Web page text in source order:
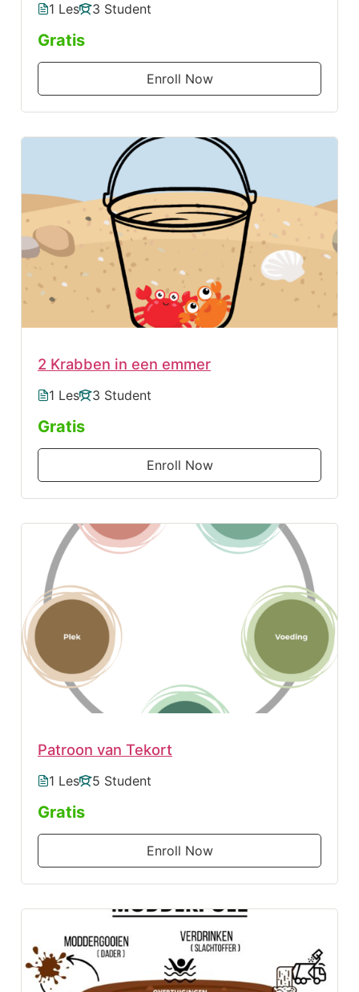
1 Les 3 Student
Gratis
Enroll Now
2 Krabben in een emmer
1 Les 3 Student
Gratis
Enroll Now
Patroon van Tekort
1 Les 5 Student
Gratis
Enroll Now